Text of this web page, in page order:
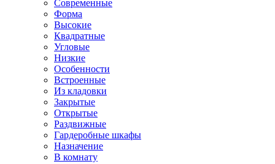
Современные
Форма
Высокие
Квадратные
Угловые
Низкие
Особенности
Встроенные
Из кладовки
Закрытые
Открытые
Раздвижные
Гардеробные шкафы
Назначение
В комнату